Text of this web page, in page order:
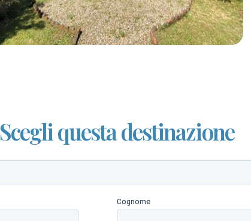
Scegli questa destinazione